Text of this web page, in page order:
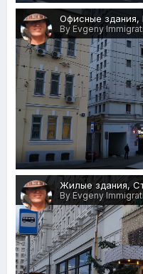
By Evgeny
By Evgeny